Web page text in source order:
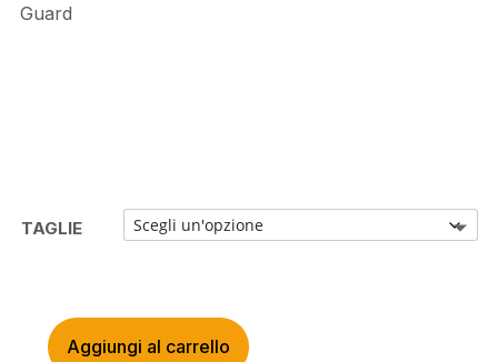
Guard
TAGLIE
ALPINESTARS
Aggiungi al carrello